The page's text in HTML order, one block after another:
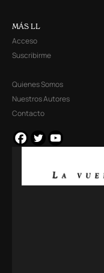
MÁS LL
Acceso
Suscribirme
Quienes Somos
Nuestros Autores
Contacto